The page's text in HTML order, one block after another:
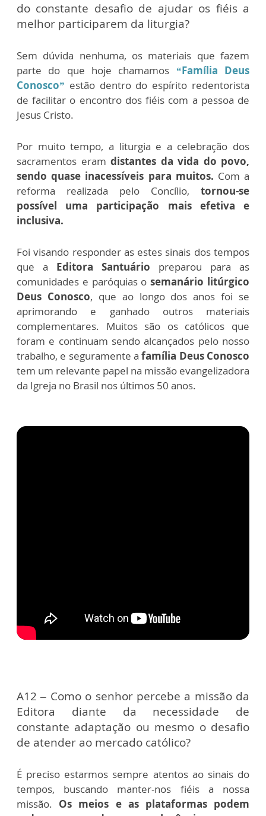
do constante desafio de ajudar os fiéis a
melhor participarem da liturgia?
Sem dúvida nenhuma, os materiais que fazem
parte do que hoje chamamos “Família Deus
Conosco” estão dentro do espírito redentorista
de facilitar o encontro dos fiéis com a pessoa de
Jesus Cristo.
Por muito tempo, a liturgia e a celebração dos
sacramentos eram distantes da vida do povo,
sendo quase inacessíveis para muitos. Com a
reforma realizada pelo Concílio, tornou-se
possível uma participação mais efetiva e
inclusiva.
Foi visando responder as estes sinais dos tempos
que a Editora Santuário preparou para as
comunidades e paróquias osemanário litúrgico
Deus Conosco, que ao longo dos anos foi se
aprimorando e ganhado outros materiais
complementares. Muitos são os católicos que
foram e continuam sendo alcançados pelo nosso
trabalho, e seguramente afamília Deus Conosco
tem um relevante papel na missão evangelizadora
da Igreja no Brasil nos últimos 50 anos.
A12 – Como o senhor percebe a missão da
Editora diante da necessidade de
constante adaptação ou mesmo o desafio
de atender ao mercado católico?
É preciso estarmos sempre atentos ao sinais do
tempos, buscando manter-nos fiéis a nossa
missão. Os meios e as plataformas podem